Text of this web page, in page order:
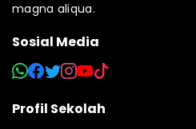
magna aliqua.
Sosial Media
Profil Sekolah